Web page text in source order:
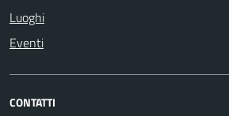
Luoghi
Eventi
CONTATTI